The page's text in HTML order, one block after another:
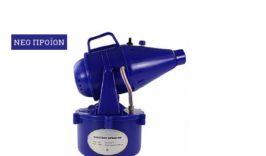
ΝΕΟ ΠΡΟΪΟΝ